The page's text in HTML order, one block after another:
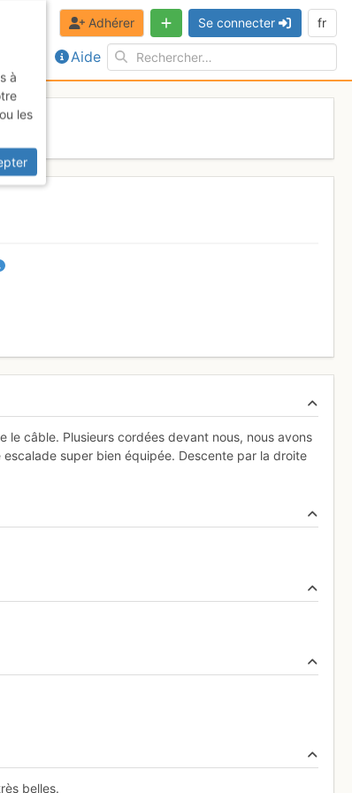
Aide
Adhérer Se connecter fr
câble. Plusieurs cordées devant nous, nous avons
super bien équipée. Descente par la droite
belles.
à
les